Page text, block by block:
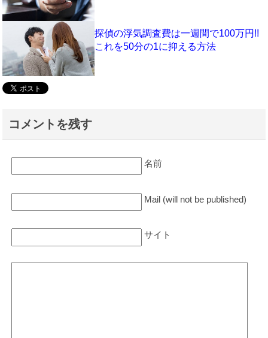
探偵の浮気調査費は一週間で100万円!!
これを50分の1に抑える方法
コメントを残す
名前
Mail (will not be published)
サイト